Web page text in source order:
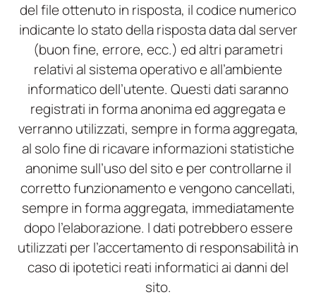
del file ottenuto in risposta, il codice numerico
indicante lo stato della risposta data dal server
(buon fine, errore, ecc.) ed altri parametri
relativi al sistema operativo e all’ambiente
informatico dell’utente. Questi dati saranno
registrati in forma anonima ed aggregata e
verranno utilizzati, sempre in forma aggregata,
al solo fine di ricavare informazioni statistiche
anonime sull’uso del sito e per controllarne il
corretto funzionamento e vengono cancellati,
sempre in forma aggregata, immediatamente
dopo l’elaborazione. I dati potrebbero essere
utilizzati per l’accertamento di responsabilità in
caso di ipotetici reati informatici ai danni del
sito.